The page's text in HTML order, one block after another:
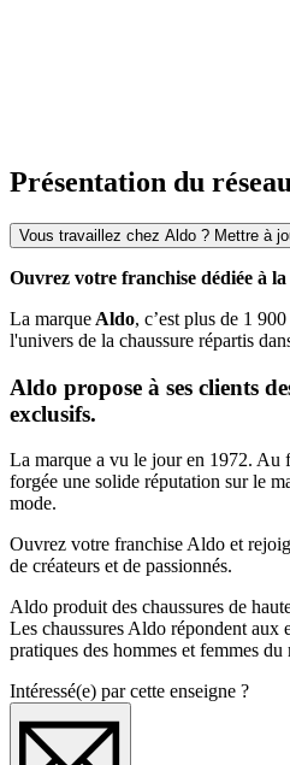
Présentation du
Vous travaillez chez Aldo ? Mettre à
Ouvrez votre franchise dédiée à
La marque Aldo, c’est plus de 1
l'univers de la chaussure répartis
Aldo propose à ses clients
exclusifs.
La marque a vu le jour en 1972. Au
forgée une solide réputation sur le
mode.
Ouvrez votre franchise Aldo et
de créateurs et de passionnés.
Aldo produit des chaussures de
Les chaussures Aldo répondent aux
pratiques des hommes et femmes du
Intéressé(e) par cette enseigne ?